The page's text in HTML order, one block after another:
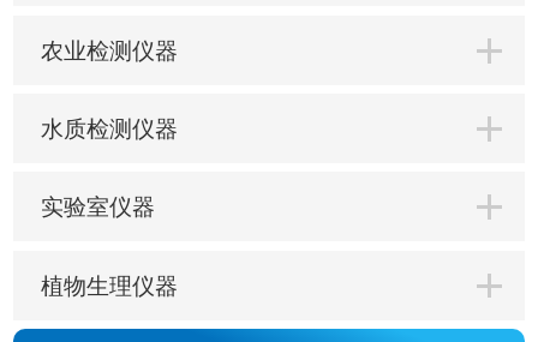
农业检测仪器
水质检测仪器
实验室仪器
植物生理仪器